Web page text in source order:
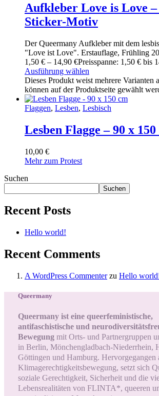
Aufkleber Love is Love –
Sticker-Motiv
Der Queermany Aufkleber mit dem
"Love ist Love". Erstauflage, Frühling
1 ,50 € – 14,90 €Preisspanne: 1 ,50 € bis
Ausführung wählen
Dieses Produkt weist mehrere Varianten
können auf der Produktseite gewählt
Flaggen, Lesben, Lesbisch
Lesben Flagge – 90 x 150
10,00 €
Mehr zum Protest
Suchen
Suchen
Recent Posts
Hello world!
Recent Comments
A WordPress Commenterzu Hello
Queermany
Queermany ist eine queerfeministische,
antifaschistische und
Bewegung mit Orts- und Partnergruppen
in Berlin, Mönchengladbach-Niederrhein,
Göttingen und Hamburg. Hervorgegangen
Klimagerechtigkeitsbewegung, setzt sich
soziale Gerechtigkeit, Sicherheit und die
Lebensrealitäten von FLINTA*, queeren